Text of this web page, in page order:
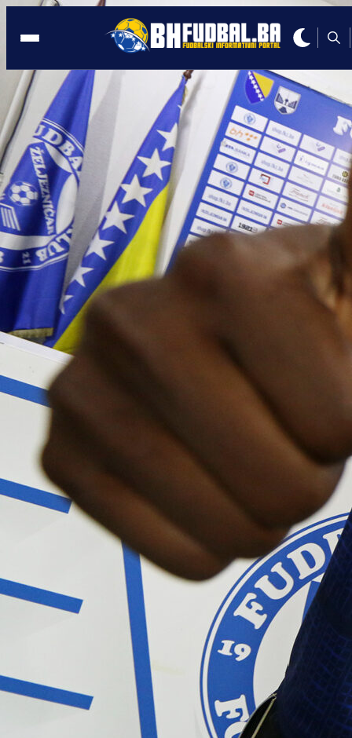
PREMIJER LIGA BIH
21:04, 01.12.2024
Utakmice 16. kola Premijer lige BiH
igraju se u utorak i srijedu
Autor:
Redakcija
21:04, 01.12.2024